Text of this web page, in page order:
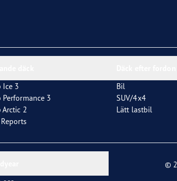
Ice 3
Performance 3
Arctic 2
Bil
SUV/4x4
Lätt lastbil
©